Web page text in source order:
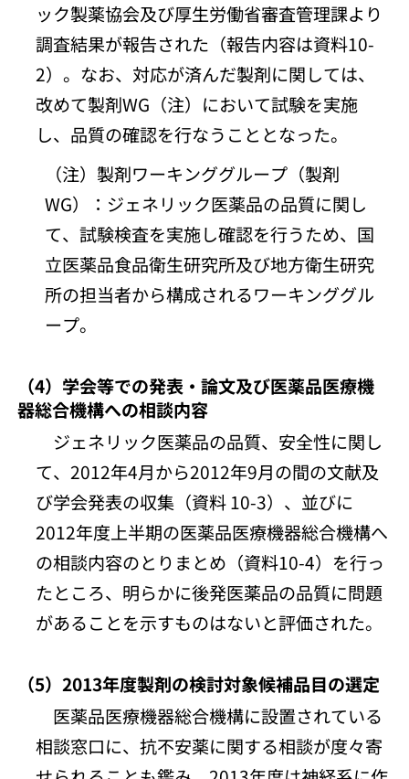
ック製薬協会及び厚生労働省審査管理課より
調査結果が報告された（報告内容は資料10-
2）。なお、対応が済んだ製剤に関しては、
改めて製剤WG（注）において試験を実施
し、品質の確認を行なうこととなった。
（注）製剤ワーキンググループ（製剤
WG）：ジェネリック医薬品の品質に関し
て、試験検査を実施し確認を行うため、国
立医薬品食品衛生研究所及び地方衛生研究
所の担当者から構成されるワーキンググル
ープ。
（4）学会等での発表・論文及び医薬品医療機
器総合機構への相談内容
ジェネリック医薬品の品質、安全性に関し
て、2012年4月から2012年9月の間の文献及
び学会発表の収集（資料 10-3）、並びに
2012年度上半期の医薬品医療機器総合機構へ
の相談内容のとりまとめ（資料10-4）を行っ
たところ、明らかに後発医薬品の品質に問題
があることを示すものはないと評価された。
（5）2013年度製剤の検討対象候補品目の選定
医薬品医療機器総合機構に設置されている
相談窓口に、抗不安薬に関する相談が度々寄